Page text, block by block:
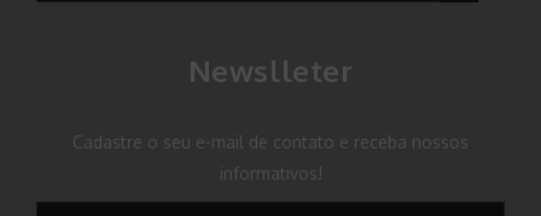
Newslleter
Cadastre o seu e-mail de contato e receba nossos
informativos!